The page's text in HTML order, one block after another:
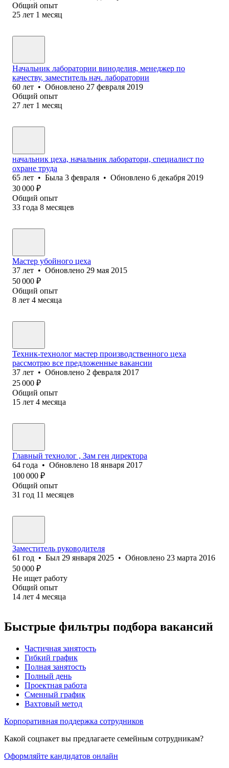
Общий опыт
25 лет 1 месяц
Начальник лаборатории виноделия, менеджер по
качеству, заместитель нач. лаборатории
60 лет • Обновлено 27 февраля 2019
Общий опыт
27 лет 1 месяц
начальник цеха, начальник лаборатори, специалист по
охране труда
65 лет • Была 3 февраля • Обновлено 6 декабря 2019
30 000 ₽
Общий опыт
33 года 8 месяцев
Мастер убойного цеха
37 лет • Обновлено 29 мая 2015
50 000 ₽
Общий опыт
8 лет 4 месяца
Техник-технолог мастер производственного цеха
рассмотрю все предложенные вакансии
37 лет • Обновлено 2 февраля 2017
25 000 ₽
Общий опыт
15 лет 4 месяца
Главный технолог , Зам ген директора
64 года • Обновлено 18 января 2017
100 000 ₽
Общий опыт
31 год 11 месяцев
Заместитель руководителя
61 год • Был 29 января 2025 • Обновлено 23 марта 2016
50 000 ₽
Не ищет работу
Общий опыт
14 лет 4 месяца
Быстрые фильтры подбора вакансий
Частичная занятость
Гибкий график
Полная занятость
Полный день
Проектная работа
Сменный график
Вахтовый метод
Корпоративная поддержка сотрудников
Какой соцпакет вы предлагаете семейным сотрудникам?
Оформляйте кандидатов онлайн